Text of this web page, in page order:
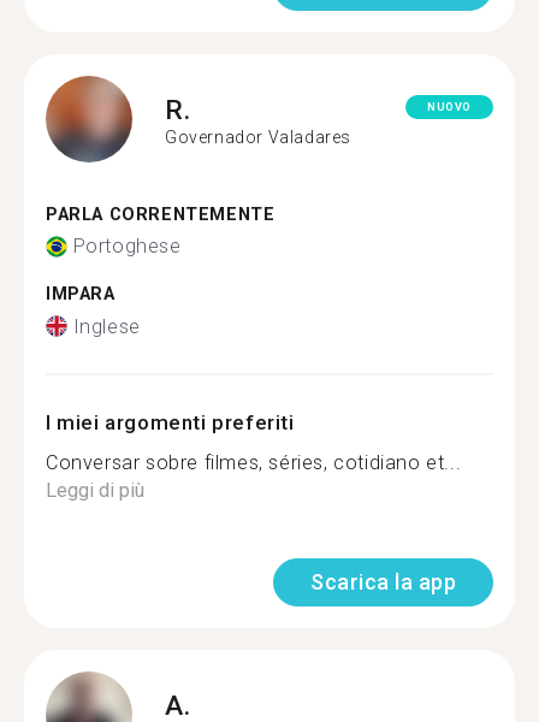
R.
Governador Valadares
NUOVO
PARLA CORRENTEMENTE
Portoghese
IMPARA
Inglese
I miei argomenti preferiti
Conversar sobre filmes, séries, cotidiano et...
Leggi di più
Scarica la app
A.